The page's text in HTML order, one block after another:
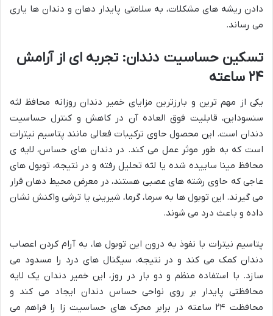
دادن ریشه های مشکلات، به سلامتی پایدار دهان و دندان ها یاری
می رساند.
تسکین حساسیت دندان: تجربه ای از آرامش
۲۴ ساعته
یکی از مهم ترین و بارزترین مزایای خمیر دندان روزانه محافظ لثه
سنسوداین، قابلیت فوق العاده آن در کاهش و کنترل حساسیت
دندان است. این محصول حاوی ترکیبات فعالی مانند پتاسیم نیترات
است که به طور موثر عمل می کند. در دندان های حساس، لایه ی
محافظ مینا ساییده شده یا لثه تحلیل رفته و در نتیجه، توبول های
عاجی که حاوی رشته های عصبی هستند، در معرض محیط دهان قرار
می گیرند. این توبول ها به سرما، گرما، شیرینی یا ترشی واکنش نشان
داده و باعث درد می شوند.
پتاسیم نیترات با نفوذ به درون این توبول ها، به آرام کردن اعصاب
دندان کمک می کند و در نتیجه، سیگنال های درد را مسدود می
سازد. با استفاده منظم و دو بار در روز، این خمیر دندان یک لایه
محافظتی پایدار بر روی نواحی حساس دندان ایجاد می کند و
محافظت ۲۴ ساعته در برابر محرک های حساسیت زا را فراهم می